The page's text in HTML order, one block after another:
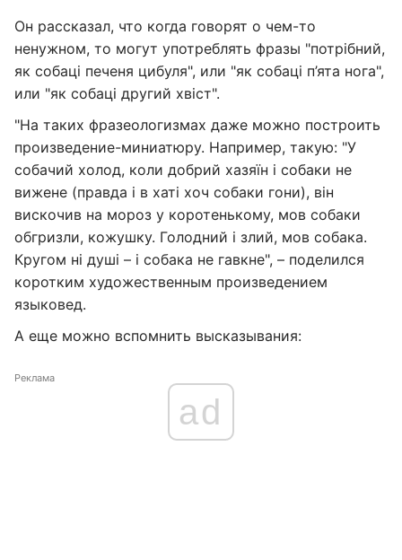
Он рассказал, что когда говорят о чем-то
ненужном, то могут употреблять фразы "потрібний,
як собаці печеня цибуля", или "як собаці п’ята нога",
или "як собаці другий хвіст".
"На таких фразеологизмах даже можно построить
произведение-миниатюру. Например, такую: "У
собачий холод, коли добрий хазяїн і собаки не
вижене (правда і в хаті хоч собаки гони), він
вискочив на мороз у коротенькому, мов собаки
обгризли, кожушку. Голодний і злий, мов собака.
Кругом ні душі – і собака не гавкне", – поделился
коротким художественным произведением
языковед.
А еще можно вспомнить высказывания:
Реклама
ad